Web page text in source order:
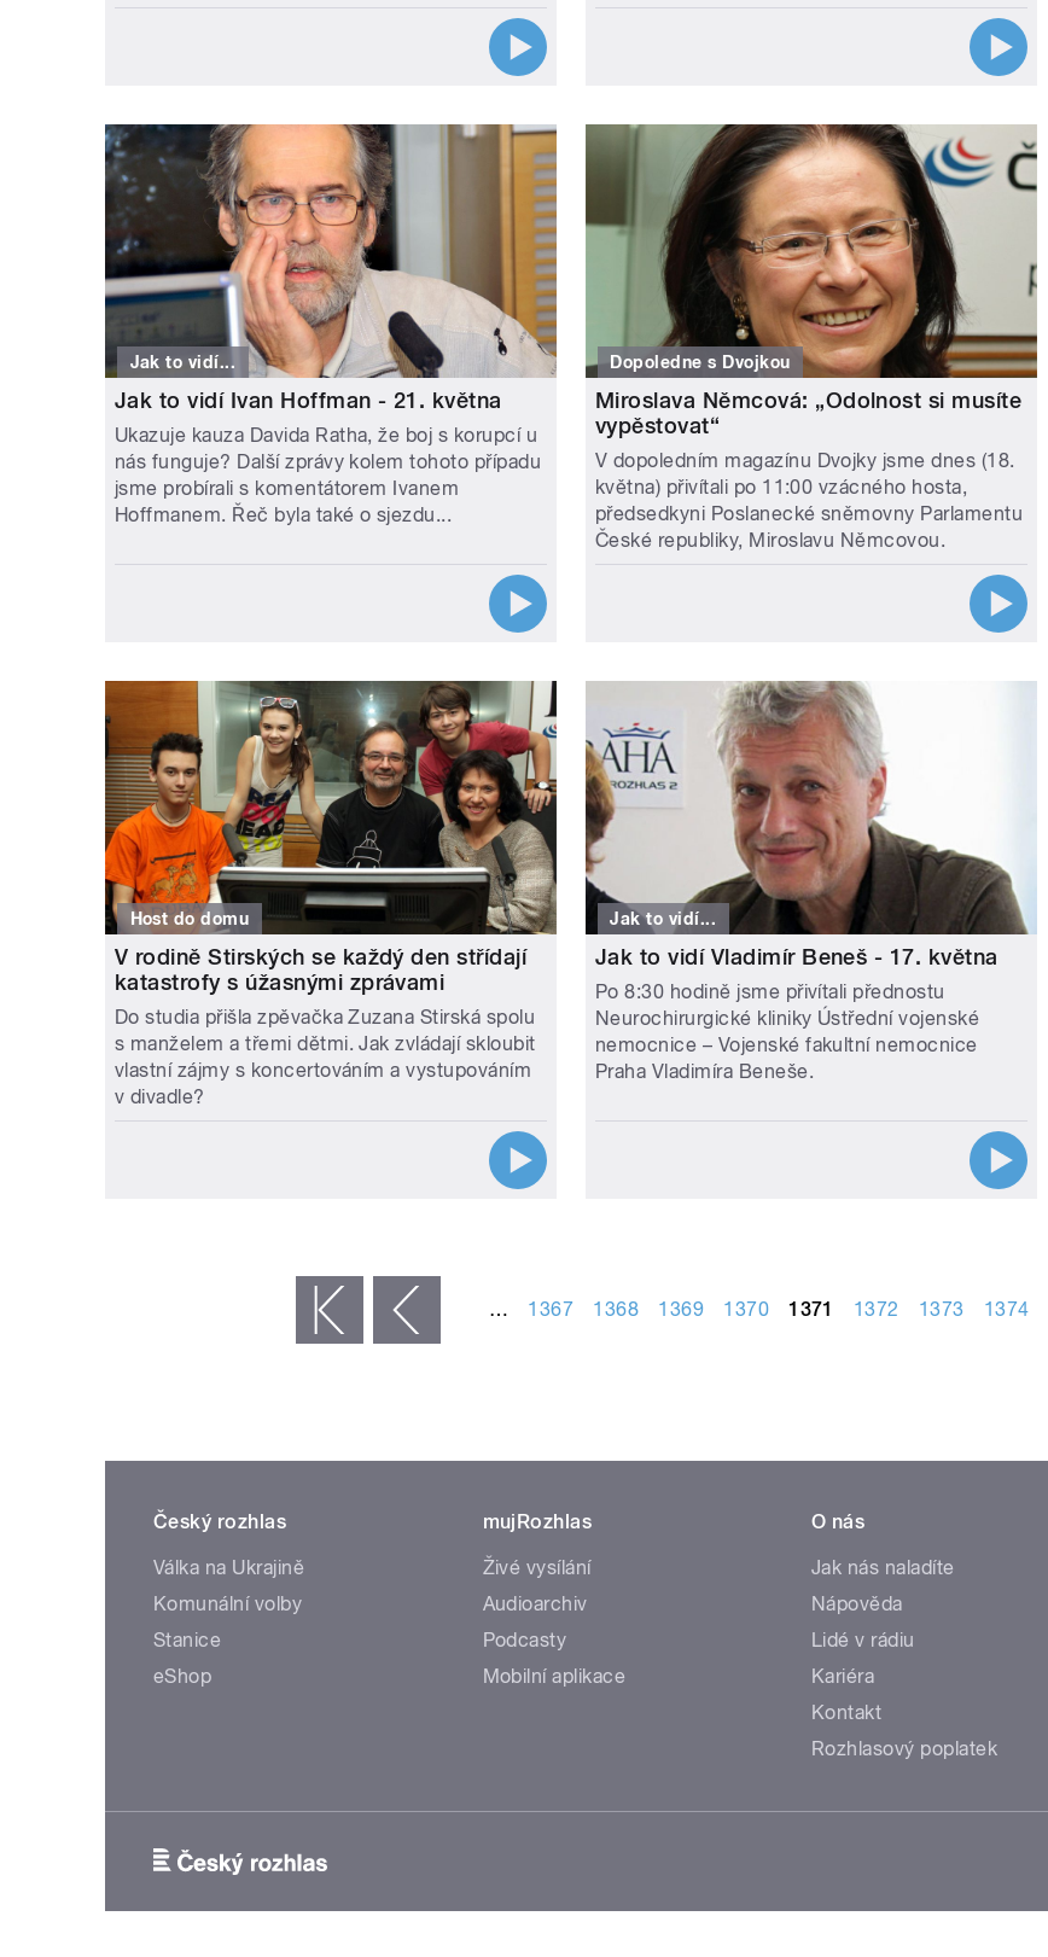
Jak to vidí...
Jak to vidí Ivan Hoffman - 21. května
Ukazuje kauza Davida Ratha, že boj s korupcí u
nás funguje? Další zprávy kolem tohoto případu
jsme probírali s komentátorem Ivanem
Hoffmanem. Řeč byla také o sjezdu...
Dopoledne s Dvojkou
Miroslava Němcová: „Odolnost si musíte
vypěstovat“
V dopoledním magazínu Dvojky jsme dnes (18.
května) přivítali po 11:00 vzácného hosta,
předsedkyni Poslanecké sněmovny Parlamentu
České republiky, Miroslavu Němcovou.
Host do domu
V rodině Stirských se každý den střídají
katastrofy s úžasnými zprávami
Do studia přišla zpěvačka Zuzana Stirská spolu
s manželem a třemi dětmi. Jak zvládají skloubit
vlastní zájmy s koncertováním a vystupováním
v divadle?
Jak to vidí...
Jak to vidí Vladimír Beneš - 17. května
Po 8:30 hodině jsme přivítali přednostu
Neurochirurgické kliniky Ústřední vojenské
nemocnice – Vojenské fakultní nemocnice
Praha Vladimíra Beneše.
‹ předchozí … 1367 1368 1369 1370 1371 1372 1373 1374
Český rozhlas
Válka na Ukrajině
Komunální volby
Stanice
eShop
mujRozhlas
Živé vysílání
Audioarchiv
Podcasty
Mobilní aplikace
O nás
Jak nás naladíte
Nápověda
Lidé v rádiu
Kariéra
Kontakt
Rozhlasový poplatek